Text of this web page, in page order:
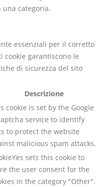
una categoria.
essenziali per il corretto
cookie garantiscono le
di sicurezza del sito
Descrizione
cookie is set by the Google
service to identify
to protect the website
malicious spam attacks.
sets this cookie to
the user consent for the
in the category "Other".